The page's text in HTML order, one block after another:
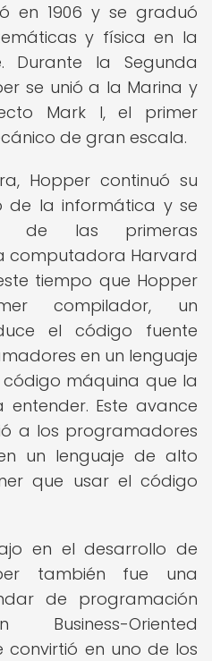
en 1906 y se graduó
y física en la
Durante la Segunda
se unió a la Marina y
Mark I, el primer
de gran escala.
Hopper continuó su
la informática y se
de las primeras
computadora Harvard
tiempo que Hopper
compilador, un
el código fuente
en un lenguaje
máquina que la
Este avance
a los programadores
un lenguaje de alto
que usar el código
en el desarrollo de
también fue una
de programación
Business-Oriented
convirtió en uno de los